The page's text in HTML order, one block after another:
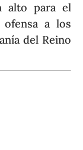
alto para el
a los
del Reino